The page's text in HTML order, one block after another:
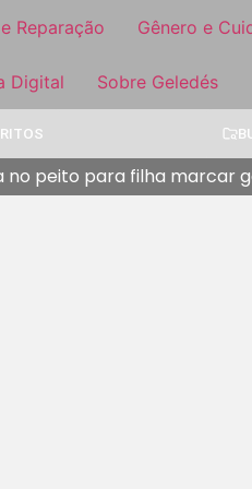
Reparação Gênero e
Digital Sobre Geledés
no peito para filha marcar